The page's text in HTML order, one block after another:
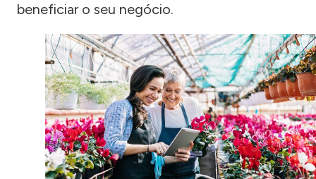
beneficiar o seu negócio.